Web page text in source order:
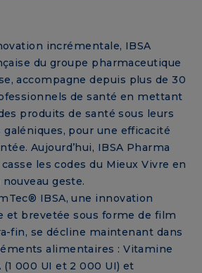
incrémentale, IBSA
du groupe pharmaceutique
accompagne depuis plus de 30
de santé en mettant
produits de santé sous leurs
pour une efficacité
Aujourd’hui, IBSA Pharma
les codes du Mieux Vivre en
geste.
IBSA, une innovation
et brevetée sous forme de film
fin, se décline maintenant dans
alimentaires : Vitamine
000 UI et 2 000 UI) et